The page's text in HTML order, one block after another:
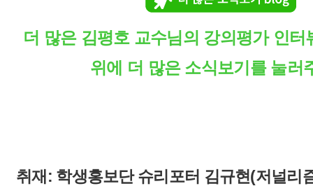
더 많은 김평호 교수님의 강의평가 인터
위에 더 많은 소식보기를 눌러
취재: 학생홍보단 슈리포터 김규현(저널리